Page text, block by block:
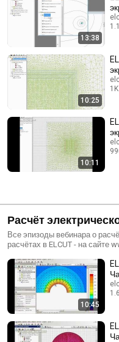
вопросы или посмотреть
13:38
10:25
10:11
Расчёт
Все эпизоды вебинара о
расчётах в ELCUT - на сайте
задать вопросы или
10:45